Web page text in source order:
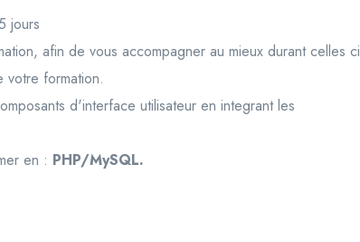
jours
afin de vous accompagner au mieux durant celles ci
formation.
d'interface utilisateur en integrant les
en : PHP/MySQL.